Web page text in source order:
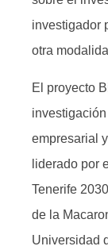
investigador
otra
El proyecto
empresarial
liderado por
Tenerife
de la
Universidad